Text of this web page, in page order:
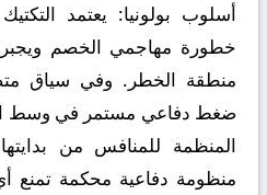
أسلوب بولونيا: يعتمد
خطورة مهاجمي الخصم
منطقة الخطر. وفي سياق
ضغط دفاعي مستمر في وسط
المنظمة للمنافس من
منظومة دفاعية محكمة تمنع